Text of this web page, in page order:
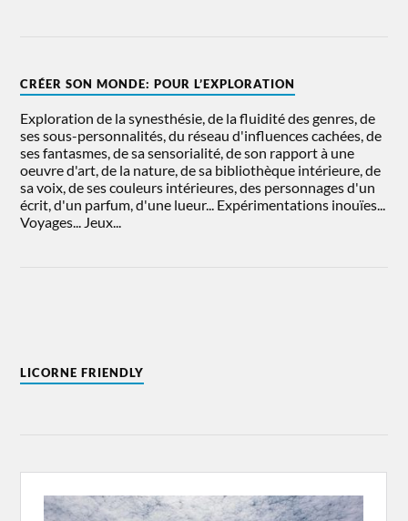
CRÉER SON MONDE: POUR L’EXPLORATION
Exploration de la synesthésie, de la fluidité des genres, de
ses sous-personnalités, du réseau d'influences cachées, de
ses fantasmes, de sa sensorialité, de son rapport à une
oeuvre d'art, de la nature, de sa bibliothèque intérieure, de
sa voix, de ses couleurs intérieures, des personnages d'un
écrit, d'un parfum, d'une lueur... Expérimentations inouïes...
Voyages... Jeux...
LICORNE FRIENDLY